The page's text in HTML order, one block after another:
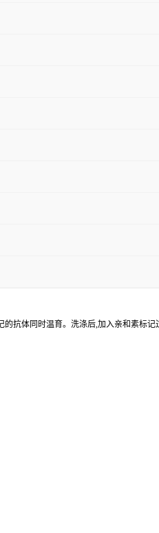
抗体同时温育。洗涤后,加入亲和素标记